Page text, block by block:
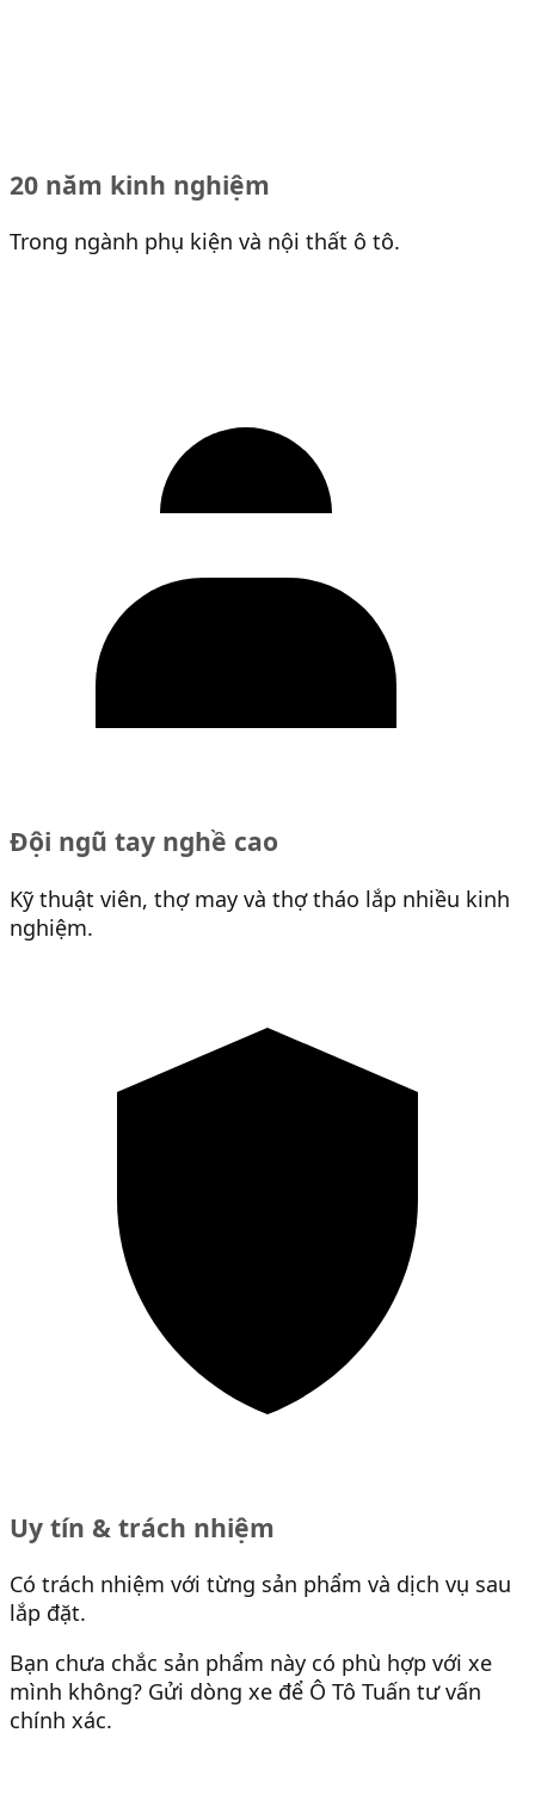
20 năm kinh nghiệm
Trong ngành phụ kiện và nội thất ô tô.
Đội ngũ tay nghề cao
Kỹ thuật viên, thợ may và thợ tháo lắp nhiều kinh
nghiệm.
Uy tín & trách nhiệm
Có trách nhiệm với từng sản phẩm và dịch vụ sau
lắp đặt.
Bạn chưa chắc sản phẩm này có phù hợp với xe
mình không? Gửi dòng xe để Ô Tô Tuấn tư vấn
chính xác.